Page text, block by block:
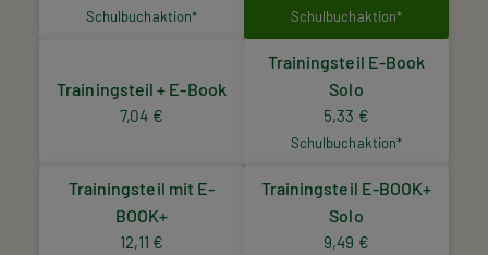
Schulbuchaktion* Schulbuchaktion*
Trainingsteil + E-Book
7,04 €
Trainingsteil E-Book
Solo
5,33 €
Schulbuchaktion*
Trainingsteil mit E-
BOOK+
12,11 €
Trainingsteil E-BOOK+
Solo
9,49 €